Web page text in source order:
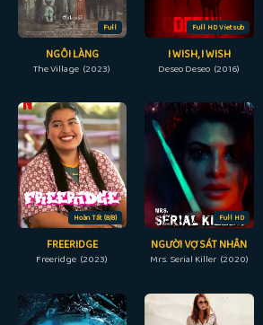
Full
NGÔI LÀNG
The Village (2023)
Full HD Vietsub
I WISH, I WISH
Deseo Deseo (2016)
Hoàn Tất (8/8)
FREERIDGE
Freeridge (2023)
Full HD
NGƯỜI VỢ SÁT NHÂN
Mrs. Serial Killer (2020)